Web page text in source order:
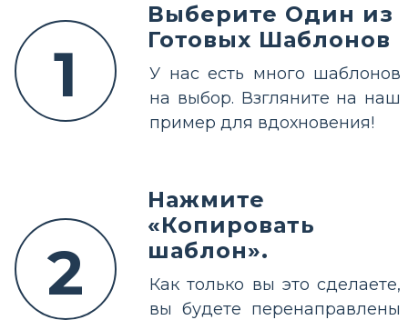
1
Выберите Один из
Готовых Шаблонов
У нас есть много шаблонов
на выбор. Взгляните на наш
пример для вдохновения!
2
Нажмите
«Копировать
шаблон».
Как только вы это сделаете,
вы будете перенаправлены